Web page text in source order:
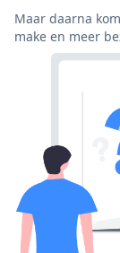
Maar daarna
make en meer